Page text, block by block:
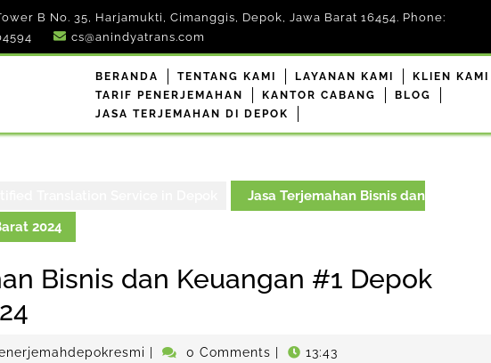
B No. 35, Harjamukti, Cimanggis, Depok, Jawa Barat 16454. Phone:
cs@anindyatrans.com
BERANDA TENTANG KAMI LAYANAN KAMI
KLIEN KAMI
TARIF PENERJEMAHAN
KANTOR CABANG
BLOG
JASA TERJEMAHAN DI DEPOK
Jasa Terjemahan Bisnis dan
2024
Bisnis dan Keuangan #1 Depok
penerjemahdepokresmi
0 Comments 13:43